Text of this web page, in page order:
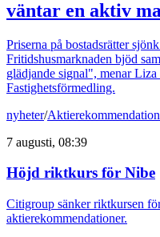
väntar en aktiv
Priserna på bostadsrätter
Fritidshusmarknaden bjöd
glädjande signal", menar
Fastighetsförmedling.
nyheter/
7 augusti, 08:39
Höjd riktkurs för Nibe
Citigroup sänker riktkursen
aktierekommendationer.